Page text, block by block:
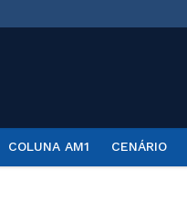
COLUNA AM1 CENÁRIO